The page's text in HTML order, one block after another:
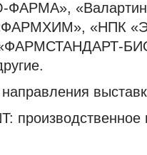
ФАРМА»,
«НПК
«ФАРМСТАНДАРТ-